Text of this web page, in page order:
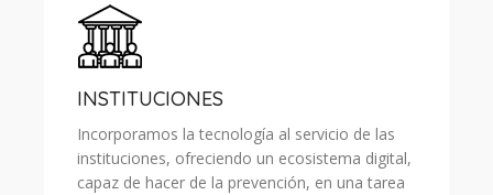
INSTITUCIONES
Incorporamos la tecnología al servicio de las
instituciones, ofreciendo un ecosistema digital,
capaz de hacer de la prevención, en una tarea